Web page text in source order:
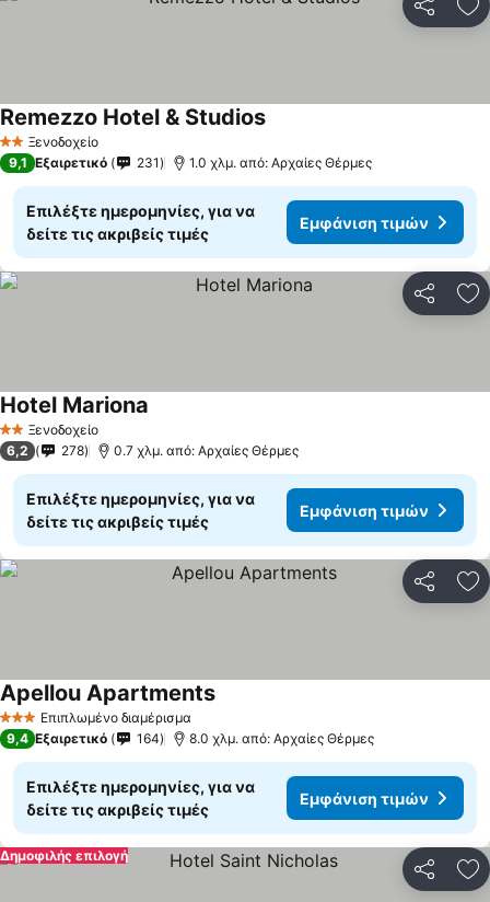
2 ΑστέριαΞενοδοχείο
Remezzo Hotel & Studios
9,1 Εξαιρετικό 231 1.0 χλμ. από: Αρχαίες Θέρμες
Επιλέξτε ημερομηνίες, για να
δείτε τις ακριβείς τιμές
Εμφάνιση τιμών
2 ΑστέριαΞενοδοχείο
Hotel Mariona
6,2 278 0.7 χλμ. από: Αρχαίες Θέρμες
Επιλέξτε ημερομηνίες, για να
δείτε τις ακριβείς τιμές
Εμφάνιση τιμών
3 ΑστέριαΕπιπλωμένο διαμέρισμα
Apellou Apartments
9,4 Εξαιρετικό 164 8.0 χλμ. από: Αρχαίες Θέρμες
Επιλέξτε ημερομηνίες, για να
δείτε τις ακριβείς τιμές
Εμφάνιση τιμών
Δημοφιλής επιλογή